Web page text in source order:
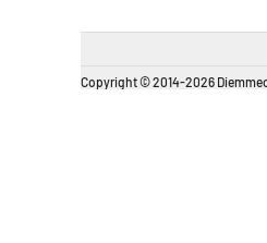
Copyright © 2014-2026